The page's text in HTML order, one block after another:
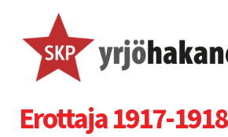
Erottaja 1917-1918